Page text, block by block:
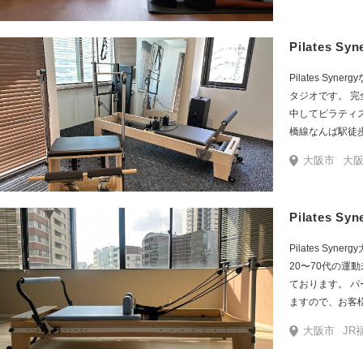
できますし、
に、スカイツ
がるロケーションです！ リフレッ
てください。
Pilates
Pilates Synergy
タジオです。
中してピラティ
橋線なんば駅徒
徒歩4分とお越
ログラムで、最
い、デトック
ラティスとフ
しましょう
大阪市 大阪メトロ
Pilates
Pilates Synergy
20〜70代の運動
ております。
ますので、お客
来店ください。
大阪市 JR福島